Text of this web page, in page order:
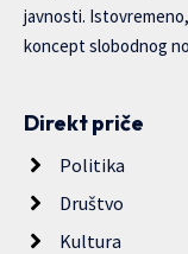
javnosti.
koncept slobodnog
Direkt priče
Politika
Društvo
Kultura